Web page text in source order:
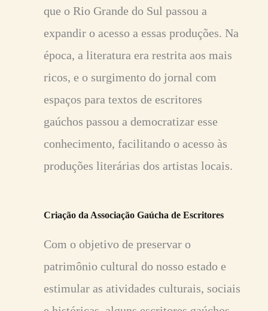
que o Rio Grande do Sul passou a
expandir o acesso a essas produções. Na
época, a literatura era restrita aos mais
ricos, e o surgimento do jornal com
espaços para textos de escritores
gaúchos passou a democratizar esse
conhecimento, facilitando o acesso às
produções literárias dos artistas locais.
Criação da Associação Gaúcha de Escritores
Com o objetivo de preservar o
patrimônio cultural do nosso estado e
estimular as atividades culturais, sociais